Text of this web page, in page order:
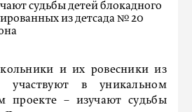
судьбы детей блокадного
из детсада № 20
и их ровесники из
участвуют в уникальном
проекте – изучают судьбы